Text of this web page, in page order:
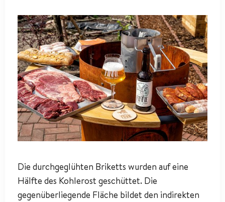
Die durchgeglühten Briketts wurden auf eine
Hälfte des Kohlerost geschüttet. Die
gegenüberliegende Fläche bildet den indirekten